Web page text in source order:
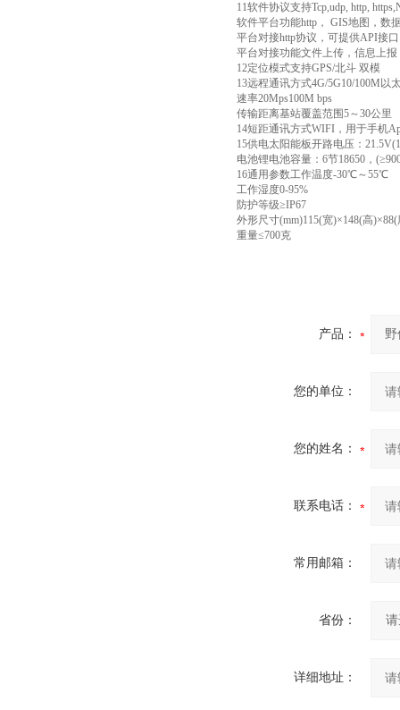
11软件协议支持Tcp,udp, http,
软件平台功能http， GIS地图，数
平台对接http协议，可提供API接
平台对接功能文件上传，信息上
12定位模式支持GPS/北斗 双模
13远程通讯方式4G/5G10/100M以
速率20Mps100M bps
传输距离基站覆盖范围5～30公里
14短距通讯方式WIFI，用于手机
15供电太阳能板开路电压：
电池锂电池容量：6节18650，
16通用参数工作温度-30℃～55℃
工作湿度0-95%
防护等级≥IP67
外形尺寸(mm)115(宽)×148(高)×88(
重量≤700克
产品：
您的单位：
您的姓名：
联系电话：
常用邮箱：
省份：
详细地址：